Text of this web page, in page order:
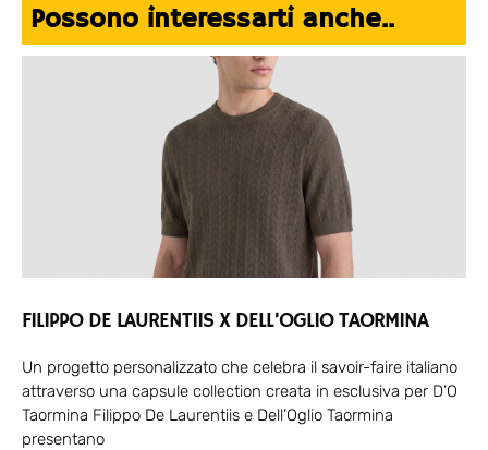
Possono interessarti anche..
FILIPPO DE LAURENTIIS X DELL’OGLIO TAORMINA
Un progetto personalizzato che celebra il savoir-faire italiano
attraverso una capsule collection creata in esclusiva per D’O
Taormina Filippo De Laurentiis e Dell’Oglio Taormina
presentano